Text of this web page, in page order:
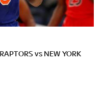
vs NEW YORK